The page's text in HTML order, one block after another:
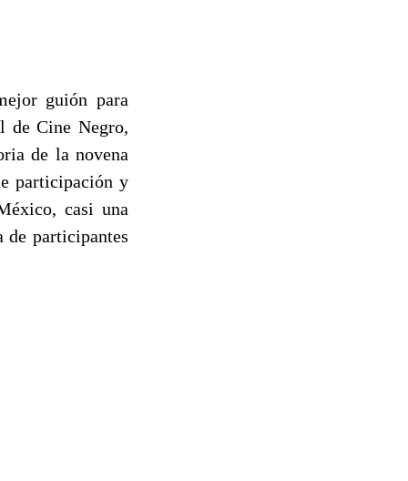
guión para
de Cine Negro,
de la novena
participación y
casi una
de participantes